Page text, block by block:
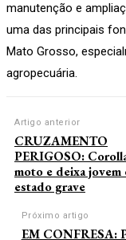
manutenção e
uma das principais
Mato Grosso,
agropecuária.
Artigo anterior
CRUZAMENTO
PERIGOSO:
moto e deixa jovem
estado grave
Próximo artigo
EM CONFRESA: